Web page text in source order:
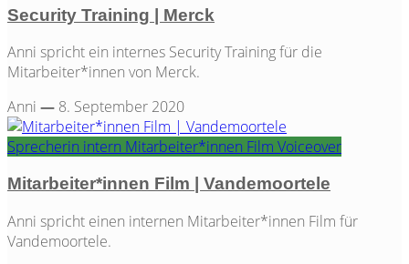
Security Training | Merck
Anni spricht ein internes Security Training für die
Mitarbeiter*innen von Merck.
Anni — 8. September 2020
Sprecherin intern Mitarbeiter*innen Film Voiceover
Mitarbeiter*innen Film | Vandemoortele
Anni spricht einen internen Mitarbeiter*innen Film für
Vandemoortele.